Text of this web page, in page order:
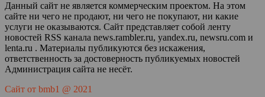
Данный сайт не является коммерческим проектом. На этом
сайте ни чего не продают, ни чего не покупают, ни какие
услуги не оказываются. Сайт представляет собой ленту
новостей RSS канала news.rambler.ru, yandex.ru, newsru.com и
lenta.ru . Материалы публикуются без искажения,
ответственность за достоверность публикуемых новостей
Администрация сайта не несёт.
Сайт от bmb1 @ 2021